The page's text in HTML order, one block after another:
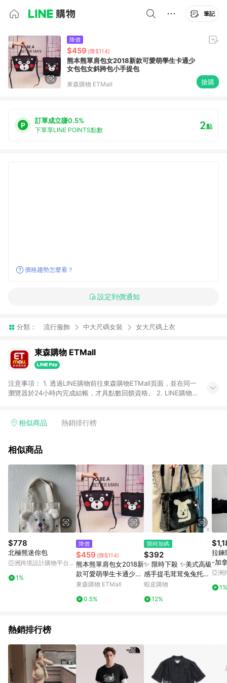
筆記
降價
$459 (降$114)
熊本熊單肩包女2018新款可愛萌學生卡通少
女包包女斜跨包小手提包
東森購物 ETMall 搶購
訂單成立賺0.5%
下單享LINE POINTS點數 2點
價格趨勢怎麼看？
設定到價通知
分類： 流行服飾 中大尺碼女裝 女大尺碼上衣
東森購物 ETMall
注意事項： 1. 透過LINE購物前往東森購物ETMall頁面，並在同一
瀏覽器於24小時內完成結帳，才具點數回饋資格。 2. LINE購物
單，皆不在點數回饋範圍內。 3. 如購買以下類別商品，將無法獲
球嚴選、商城、專案商品、「草莓網」全館商品。 4. 如取消訂
回饋。 5. 點數回饋會扣除所有折扣優惠後之最終發票金額計算，
實際回饋請依LINE購物通知為主。 6. 訂單如有使用東森購物
ETMall站內之折扣優惠(包含但不限於東森幣、樂透金、東森現金
券等)，不具點數回饋資格。詳細請依東森購物ETMall之結帳頁面
顯示為準。 7. LINE購物設有「單一商品最高回饋點數」機制(特
殊活動時開放「回饋無上限」)，以同一訂單中同一商品不論件數
計算，並依訂單成立時間當下LINE購物所設定的回饋機制為準。
8. LINE購物為購物資訊整合性平台，商品資料更新會有時間差，
如顯示之商品規格、顏色、價位、贈品與東森購物ETMall銷售網
頁不符，以銷售網頁標示為準。 9. 若有贈點爭議，請務必於訂單
日期+180天以內至LINE購物客服洽詢；若超過180天(含)以上進
行申訴，恕無法贈點回饋。 10. 部分點數紅包僅限指定商品使
用，或不適用於無回饋商品。各點數紅包之適用商品與使用條件
請依點數紅包頁面規則為準。
相似商品 熱銷排行榜
相似商品
$778
北極熊迷你包
亞洲跨境設計購物平台
1%
降價
$459 (降$114)
熊本熊單肩包女2018新
款可愛萌學生卡通少女
包包女斜跨包小手提包
東森購物 ETMall
0.5%
限時加碼
$392
✨ 限時下殺 ✨美式高級
感手提毛茸茸兔兔托特
包秋冬冬季女包可愛毛
蝦皮購物
12%
拉鍊
-加
亞洲
1%
熱銷排行榜